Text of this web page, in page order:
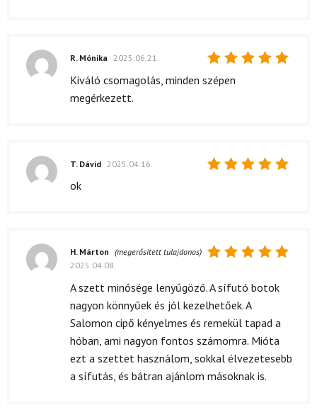
Értékelés:
/ 5
R. Mónika 2025.06.21.
Kiváló csomagolás, minden szépen
megérkezett.
T. Dávid 2025.04.16.
ok
5 / 5
H. Márton (megerősített tulajdonos)
2025.04.08.
A szett minősége lenyűgöző. A sífutó botok
nagyon könnyűek és jól kezelhetőek. A
Salomon cipő kényelmes és remekül tapad a
hóban, ami nagyon fontos számomra. Mióta
ezt a szettet használom, sokkal élvezetesebb
a sífutás, és bátran ajánlom másoknak is.